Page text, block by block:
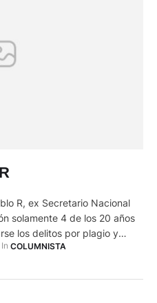
R, ex Secretario Nacional
solamente 4 de los 20 años
los delitos por plagio y
si él deja que la justicia
In COLUMNISTA